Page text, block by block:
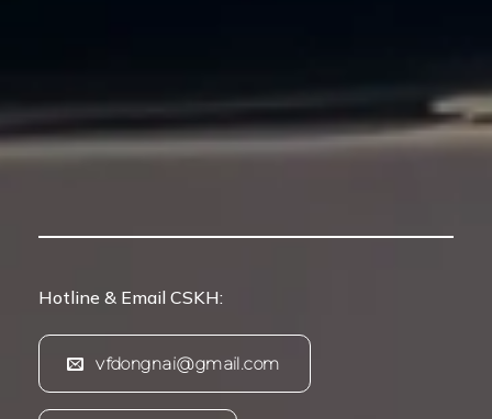
Hotline & Email CSKH:
vfdongnai@gmail.com